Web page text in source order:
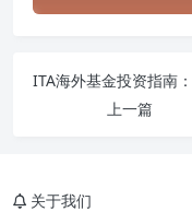
上一篇
关于我们